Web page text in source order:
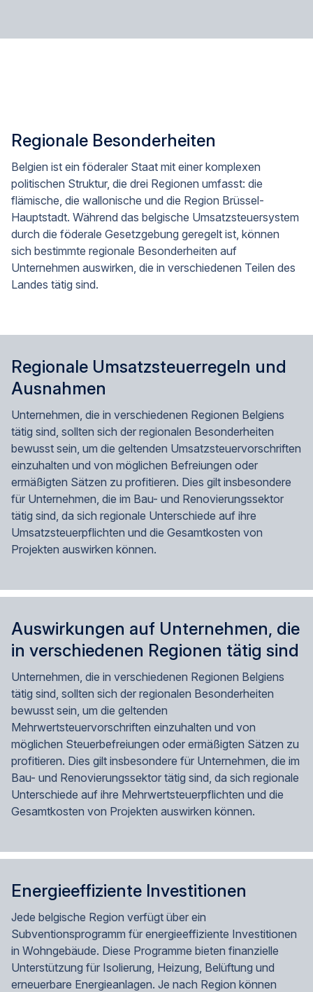
Regionale Besonderheiten
Belgien ist ein föderaler Staat mit einer komplexen
politischen Struktur, die drei Regionen umfasst: die
flämische, die wallonische und die Region Brüssel-
Hauptstadt. Während das belgische Umsatzsteuersystem
durch die föderale Gesetzgebung geregelt ist, können
sich bestimmte regionale Besonderheiten auf
Unternehmen auswirken, die in verschiedenen Teilen des
Landes tätig sind.
Regionale Umsatzsteuerregeln und
Ausnahmen
Unternehmen, die in verschiedenen Regionen Belgiens
tätig sind, sollten sich der regionalen Besonderheiten
bewusst sein, um die geltenden Umsatzsteuervorschriften
einzuhalten und von möglichen Befreiungen oder
ermäßigten Sätzen zu profitieren. Dies gilt insbesondere
für Unternehmen, die im Bau- und Renovierungssektor
tätig sind, da sich regionale Unterschiede auf ihre
Umsatzsteuerpflichten und die Gesamtkosten von
Projekten auswirken können.
Auswirkungen auf Unternehmen, die
in verschiedenen Regionen tätig sind
Unternehmen, die in verschiedenen Regionen Belgiens
tätig sind, sollten sich der regionalen Besonderheiten
bewusst sein, um die geltenden
Mehrwertsteuervorschriften einzuhalten und von
möglichen Steuerbefreiungen oder ermäßigten Sätzen zu
profitieren. Dies gilt insbesondere für Unternehmen, die im
Bau- und Renovierungssektor tätig sind, da sich regionale
Unterschiede auf ihre Mehrwertsteuerpflichten und die
Gesamtkosten von Projekten auswirken können.
Energieeffiziente Investitionen
Jede belgische Region verfügt über ein
Subventionsprogramm für energieeffiziente Investitionen
in Wohngebäude. Diese Programme bieten finanzielle
Unterstützung für Isolierung, Heizung, Belüftung und
erneuerbare Energieanlagen. Je nach Region können